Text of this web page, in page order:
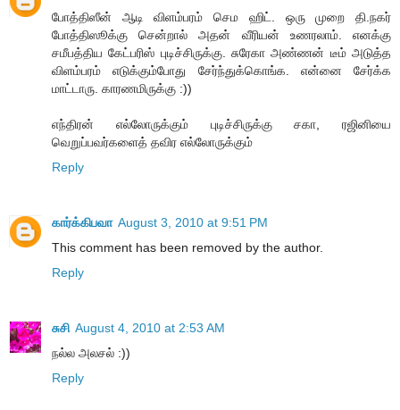
போத்திஸீன் ஆடி விளம்பரம் செம ஹிட். ஒரு முறை தி.நகர்
போத்திஸூக்கு சென்றால் அதன் வீரியன் உணரலாம். எனக்கு
சமீபத்திய கேட்பரிஸ் புடிச்சிருக்கு. சுரேகா அண்ணன் டீம் அடுத்த
விளம்பரம் எடுக்கும்போது சேர்ந்துக்கொங்க. என்னை சேர்க்க
மாட்டாரு. காரணமிருக்கு :))
எந்திரன் எல்லோருக்கும் புடிச்சிருக்கு சகா, ரஜினியை
வெறுப்பவர்களைத் தவிர எல்லோருக்கும்
Reply
கார்க்கிபவா August 3, 2010 at 9:51 PM
This comment has been removed by the author.
Reply
சுசி August 4, 2010 at 2:53 AM
நல்ல அலசல் :))
Reply